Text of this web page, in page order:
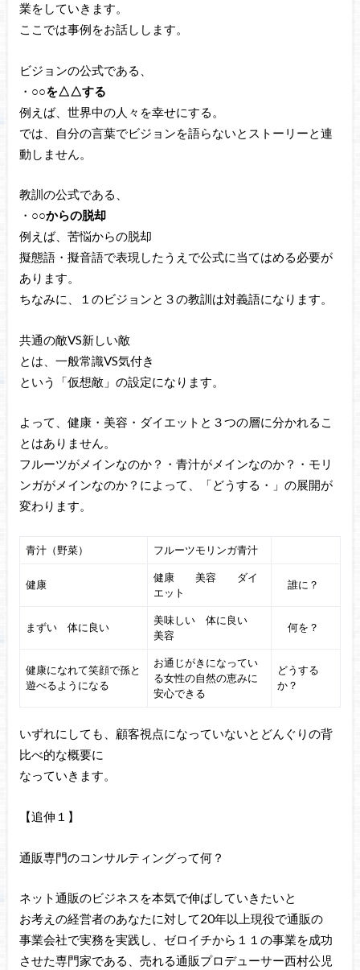
業をしていきます。
ここでは事例をお話しします。
ビジョンの公式である、
・ ○○を△△する
例えば、世界中の人々を幸せにする。
では、自分の言葉でビジョンを語らないとストーリーと連
動しません。
教訓の公式である、
・ ○○からの脱却
例えば、苦悩からの脱却
擬態語・擬音語で表現したうえで公式に当てはめる必要が
あります。
ちなみに、１のビジョンと３の教訓は対義語になります。
共通の敵VS新しい敵
とは、一般常識VS気付き
という「仮想敵」の設定になります。
よって、健康・美容・ダイエットと３つの層に分かれるこ
とはありません。
フルーツがメインなのか？・青汁がメインなのか？・モリ
ンガがメインなのか？によって、「どうする・」の展開が
変わります。
青汁（野菜） フルーツモリンガ青汁
健康
健康 美容 ダイ
エット
誰に？
まずい 体に良い
美味しい 体に良い
美容
何を？
健康になれて笑顔で孫と
遊べるようになる
お通じがきになってい
る女性の自然の恵みに
安心できる
どうする
か？
いずれにしても、顧客視点になっていないとどんぐりの背
比べ的な概要に
なっていきます。
【追伸１】
通販専門のコンサルティングって何？
ネット通販のビジネスを本気で伸ばしていきたいと
お考えの経営者のあなたに対して20年以上現役で通販の
事業会社で実務を実践し、ゼロイチから１１の事業を成功
させた専門家である、売れる通販プロデューサー西村公児